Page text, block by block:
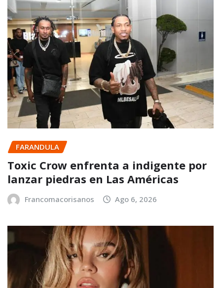
FARANDULA
Toxic Crow enfrenta a indigente por
lanzar piedras en Las Américas
Francomacorisanos Ago 6, 2026